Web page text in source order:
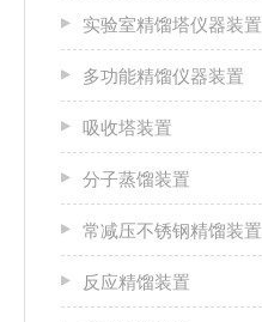
实验室精馏塔仪器装置
多功能精馏仪器装置
吸收塔装置
分子蒸馏装置
常减压不锈钢精馏装置
反应精馏装置